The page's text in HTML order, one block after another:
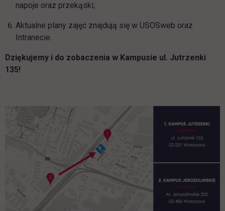
napoje oraz przekąski;
Aktualne plany zajęć znajdują się w USOSweb oraz
Intranecie.
Dziękujemy i do zobaczenia w Kampusie ul. Jutrzenki
135!